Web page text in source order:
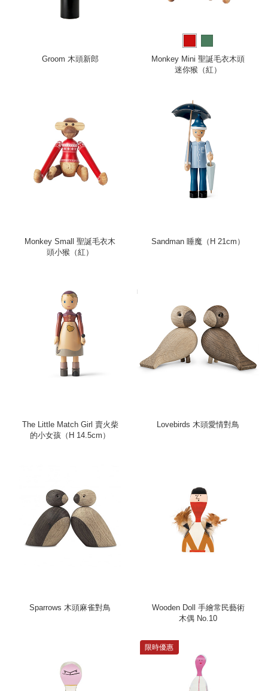
Groom 木頭新郎
Monkey Mini 聖誕毛衣木頭
迷你猴（紅）
Monkey Small 聖誕毛衣木
頭小猴（紅）
Sandman 睡魔（H 21cm）
The Little Match Girl 賣火柴
的小女孩（H 14.5cm）
Lovebirds 木頭愛情對鳥
Sparrows 木頭麻雀對鳥
Wooden Doll 手繪常民藝術
木偶 No.10
限時優惠